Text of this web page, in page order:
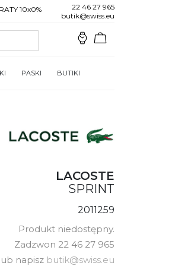
RATY 10x0%
22 46 27 965
butik@swiss.eu
PASKI BUTIKI
LACOSTE
SPRINT
2011259
Produkt niedostępny.
Zadzwon 22 46 27 965
lub napisz butik@swiss.eu